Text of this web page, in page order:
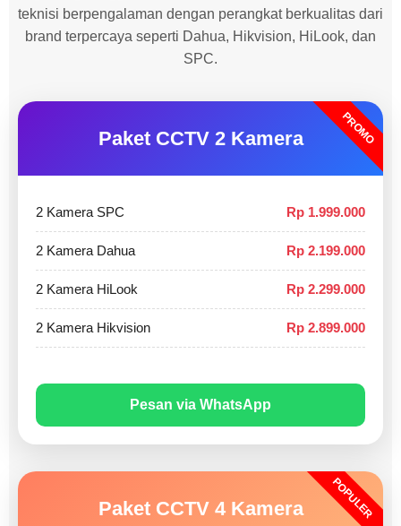
teknisi berpengalaman dengan perangkat berkualitas dari
brand terpercaya seperti Dahua, Hikvision, HiLook, dan
SPC.
PROMO
Paket CCTV 2 Kamera
2 Kamera SPC Rp 1.999.000
2 Kamera Dahua Rp 2.199.000
2 Kamera HiLook Rp 2.299.000
2 Kamera Hikvision Rp 2.899.000
Pesan via WhatsApp
POPULER
Paket CCTV 4 Kamera